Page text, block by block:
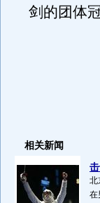
剑的团体
相关新闻
北
在